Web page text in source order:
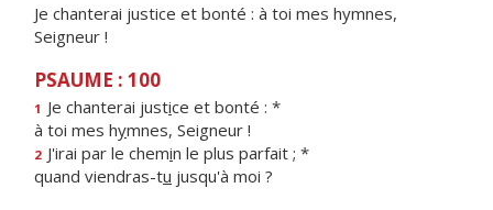
Je chanterai justice et bonté : à toi mes hymnes,
Seigneur !
PSAUME : 100
1 Je chanterai justice et bonté : *
à toi mes hymnes, Seigneur !
2 J'irai par le chemin le plus parfait ; *
quand viendras-tu jusqu'à moi ?